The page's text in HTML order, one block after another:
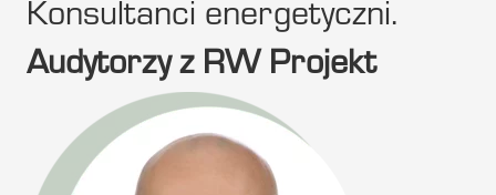
Konsultanci energetyczni.
Audytorzy z RW Projekt